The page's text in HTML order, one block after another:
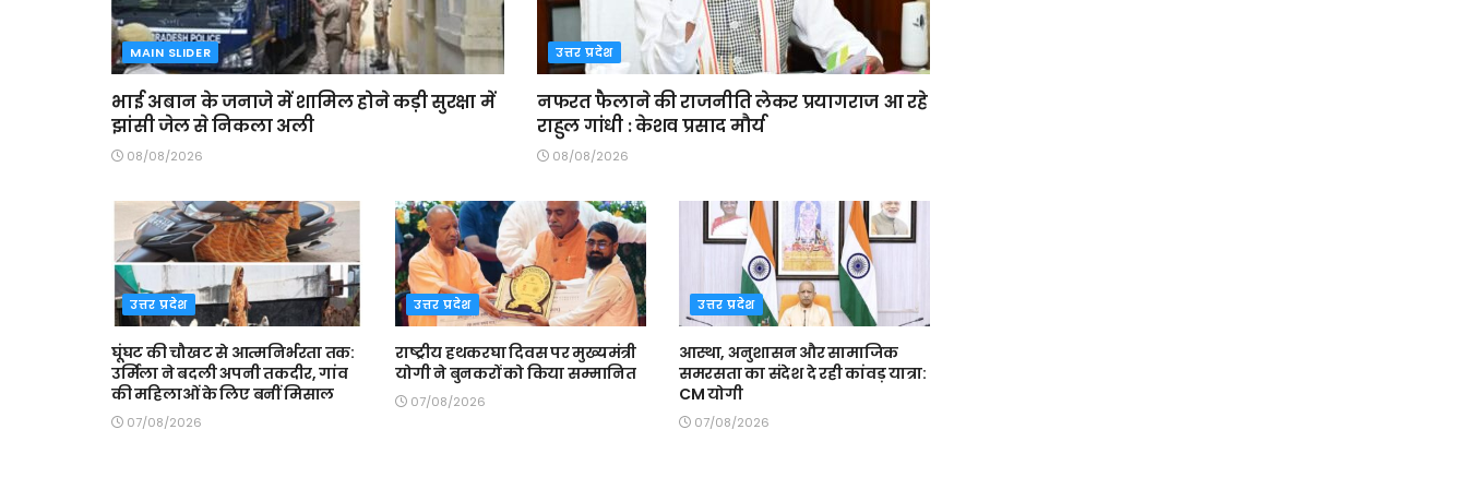
MAIN SLIDER
भाई अबान के जनाजे में शामिल होने कड़ी सुरक्षा में
झांसी जेल से निकला अली
08/08/2026
उत्तर प्रदेश
नफरत फैलाने की राजनीति लेकर प्रयागराज आ रहे
राहुल गांधी : केशव प्रसाद मौर्य
08/08/2026
उत्तर प्रदेश
घूंघट की चौखट से आत्मनिर्भरता तक:
उर्मिला ने बदली अपनी तकदीर, गांव
की महिलाओं के लिए बनीं मिसाल
07/08/2026
उत्तर प्रदेश
राष्ट्रीय हथकरघा दिवस पर मुख्यमंत्री
योगी ने बुनकरों को किया सम्मानित
07/08/2026
उत्तर प्रदेश
आस्था, अनुशासन और सामाजिक
समरसता का संदेश दे रही कांवड़ यात्रा:
CM योगी
07/08/2026